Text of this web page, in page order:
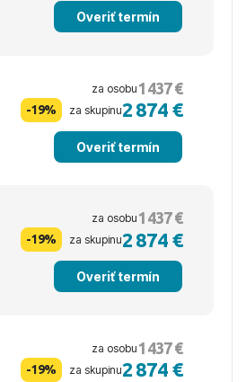
Overiť termín
za osobu 1 437 €
-19% za skupinu2 874 €
Overiť termín
za osobu 1 437 €
-19% za skupinu2 874 €
Overiť termín
za osobu 1 437 €
-19% za skupinu2 874 €